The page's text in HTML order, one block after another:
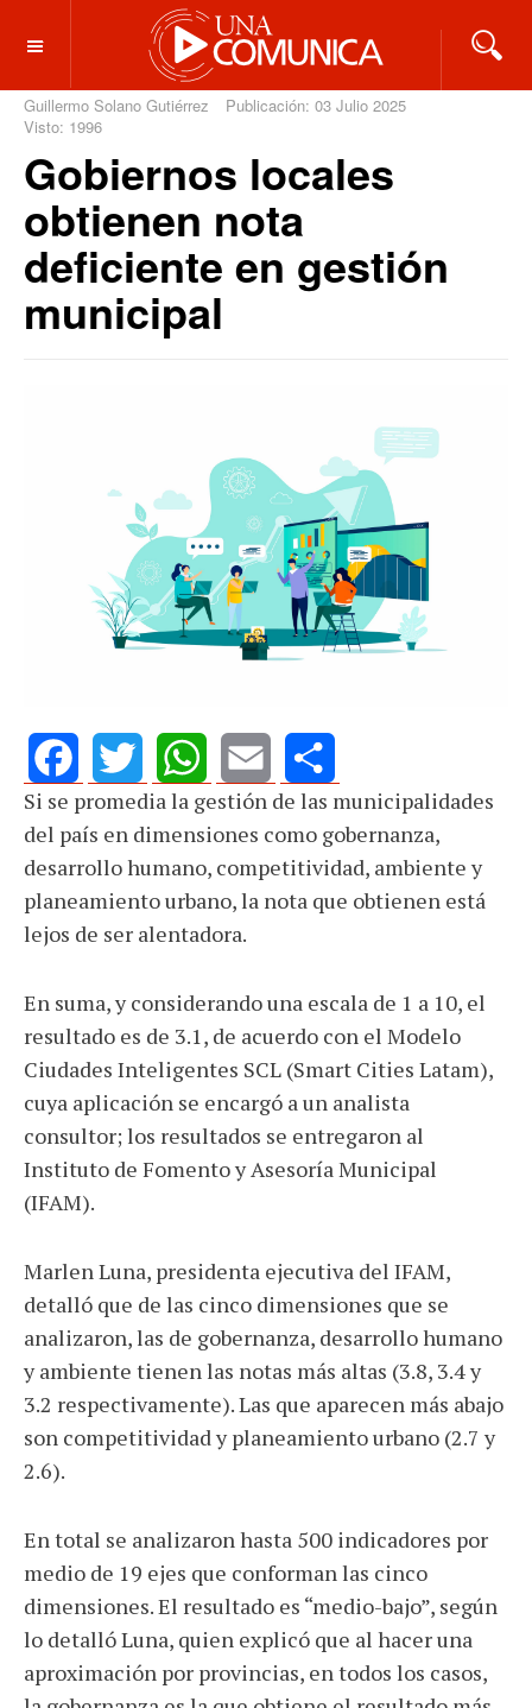
OFF CANVAS
Guillermo Solano Gutiérrez
Publicación: 03 Julio 2025
Visto: 1996
Gobiernos locales
obtienen nota
deficiente en gestión
municipal
FacebookTwitterWhatsApp
Email Share
Si se promedia la gestión de las municipalidades
del país en dimensiones como gobernanza,
desarrollo humano, competitividad, ambiente y
planeamiento urbano, la nota que obtienen está
lejos de ser alentadora.
En suma, y considerando una escala de 1 a 10, el
resultado es de 3.1, de acuerdo con el Modelo
Ciudades Inteligentes SCL (Smart Cities Latam),
cuya aplicación se encargó a un analista
consultor; los resultados se entregaron al
Instituto de Fomento y Asesoría Municipal
(IFAM).
Marlen Luna, presidenta ejecutiva del IFAM,
detalló que de las cinco dimensiones que se
analizaron, las de gobernanza, desarrollo humano
y ambiente tienen las notas más altas (3.8, 3.4 y
3.2 respectivamente). Las que aparecen más abajo
son competitividad y planeamiento urbano (2.7 y
2.6).
En total se analizaron hasta 500 indicadores por
medio de 19 ejes que conforman las cinco
dimensiones. El resultado es “medio-bajo”, según
lo detalló Luna, quien explicó que al hacer una
aproximación por provincias, en todos los casos,